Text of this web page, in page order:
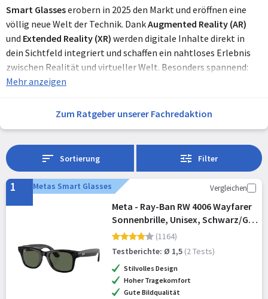
Smart Glasseserobern in 2025 den Markt und eröffnen eine
völlig neue Welt der Technik. DankAugmented Reality (AR)
und Extended Reality (XR) werden digitale Inhalte direkt in
dein Sichtfeld integriert und schaffen ein nahtloses Erlebnis
zwischen Realität und virtueller Welt. Besonders spannend:
Googles neues Betriebssystem
bietet die perfekte Grundlage für innovative Features wie
mit Android XR die Technologie revolutioniert!
Mehr anzeigen
Zum Ratgeber unserer Fachredaktion
Sortierung Filter
1 Metas Smart Glasses Vergleichen
Meta - Ray-Ban RW 4006 Wayfarer
Sonnenbrille, Unisex, Schwarz/G-
Grün, klassisch, 50/22/150
(1164)
Testberichte: Ø 1,5 (2 Tests)
Stilvolles Design
Hoher Tragekomfort
Gute Bildqualität